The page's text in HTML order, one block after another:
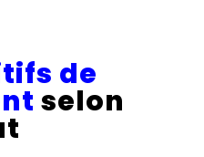
de
selon